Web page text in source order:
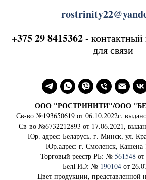
+375 29 8415362- контактный
для связи
ООО "РОСТРИНИТИ"/ООО
Св-во №193650619 от 06.10.2022г.
Св-во №6732212893 от 17.06.2021,
Юр. адрес: Беларусь, г. Минск, ул.
Юр.адрес: г. Смоленск, Кашена
Торговый реестр РБ: № 561548
БелГИЭ: № 190104 от
Цвет продукции, представленной